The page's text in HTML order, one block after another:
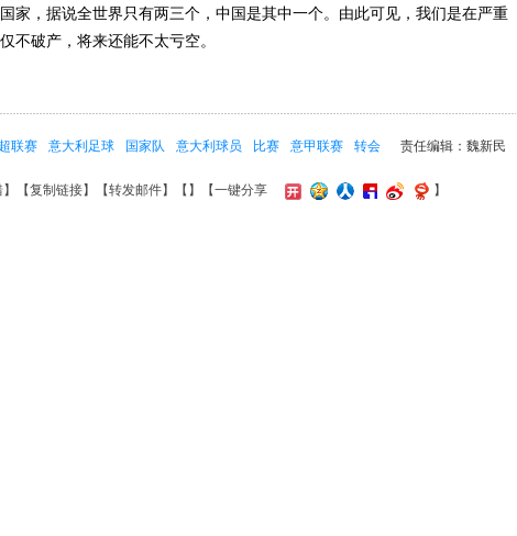
家，据说全世界只有两三个，中国是其中一个。由此可见，我们是在严重
不破产，将来还能不太亏空。
责任编辑：魏新民
联赛 意大利足球 国家队 意大利球员 比赛 意甲联赛 转会
】【复制链接】【转发邮件】【 】 【一键分享 】